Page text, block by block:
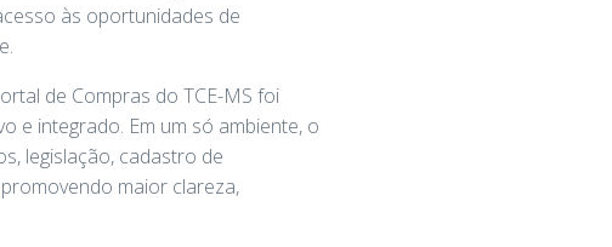
às oportunidades de
de Compras do TCE-MS foi
e integrado. Em um só ambiente, o
legislação, cadastro de
maior clareza,